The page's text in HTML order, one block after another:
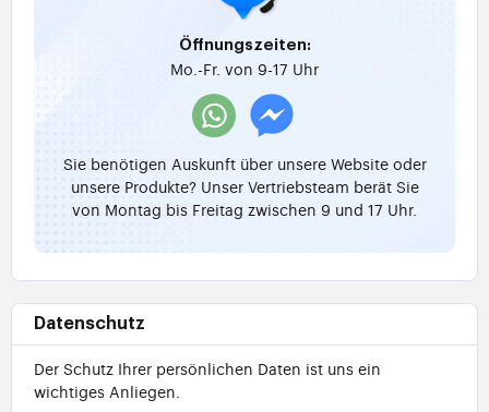
Öffnungszeiten:
Mo.-Fr. von 9-17 Uhr
Sie benötigen Auskunft über unsere Website oder
unsere Produkte? Unser Vertriebsteam berät Sie
von Montag bis Freitag zwischen 9 und 17 Uhr.
Datenschutz
Der Schutz Ihrer persönlichen Daten ist uns ein
wichtiges Anliegen.